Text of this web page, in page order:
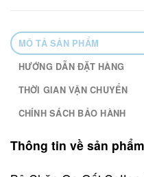
MÔ TẢ SẢN PHẨM
HƯỚNG DẪN ĐẶT HÀNG
THỜI GIAN VẬN CHUYỂN
CHÍNH SÁCH BẢO HÀNH
Thông tin về sản